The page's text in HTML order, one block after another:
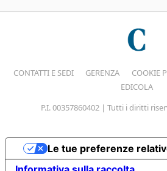
CONTATTI E SEDI GERENZA COOKIE
EDICOLA
P.I. 00357860402 | Tutti i diritti
Le tue preferenze